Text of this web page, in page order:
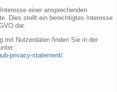
einer ansprechenden
Dies stellt ein berechtigtes Interesse
dar.
mit Nutzerdaten finden Sie in der
privacy-statement/